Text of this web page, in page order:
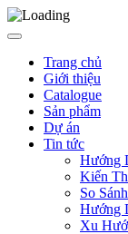
Trang chủ
Giới thiệu
Catalogue
Sản phẩm
Dự án
Tin tức
Hướng
Kiến
So
Hướng
Xu